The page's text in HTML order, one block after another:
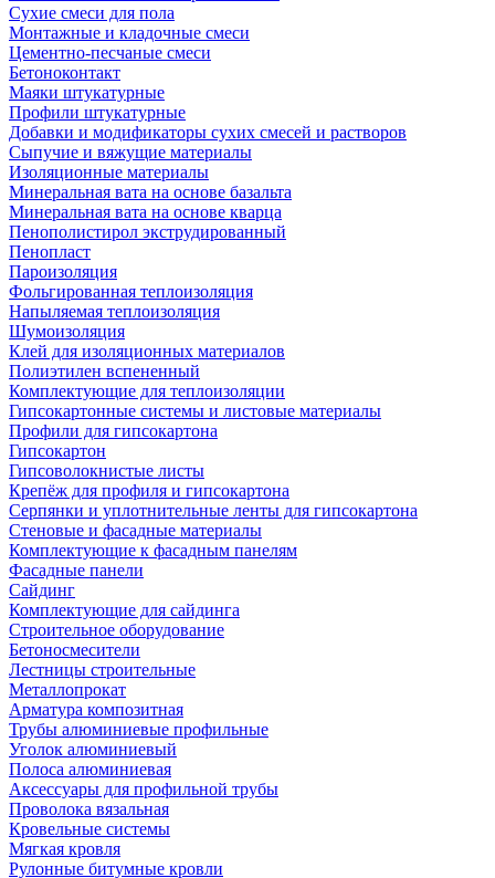
Сухие смеси для пола
Монтажные и кладочные смеси
Цементно-песчаные смеси
Бетоноконтакт
Маяки штукатурные
Профили штукатурные
Добавки и модификаторы сухих смесей и растворов
Сыпучие и вяжущие материалы
Изоляционные материалы
Минеральная вата на основе базальта
Минеральная вата на основе кварца
Пенополистирол экструдированный
Пенопласт
Пароизоляция
Фольгированная теплоизоляция
Напыляемая теплоизоляция
Шумоизоляция
Клей для изоляционных материалов
Полиэтилен вспененный
Комплектующие для теплоизоляции
Гипсокартонные системы и листовые материалы
Профили для гипсокартона
Гипсокартон
Гипсоволокнистые листы
Крепёж для профиля и гипсокартона
Серпянки и уплотнительные ленты для гипсокартона
Стеновые и фасадные материалы
Комплектующие к фасадным панелям
Фасадные панели
Сайдинг
Комплектующие для сайдинга
Строительное оборудование
Бетоносмесители
Лестницы строительные
Металлопрокат
Арматура композитная
Трубы алюминиевые профильные
Уголок алюминиевый
Полоса алюминиевая
Аксессуары для профильной трубы
Проволока вязальная
Кровельные системы
Мягкая кровля
Рулонные битумные кровли